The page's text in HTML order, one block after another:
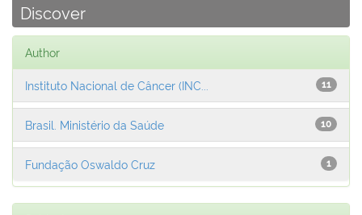
Discover
Author
11
Instituto Nacional de Câncer (INC...
10
Brasil. Ministério da Saúde
1
Fundação Oswaldo Cruz